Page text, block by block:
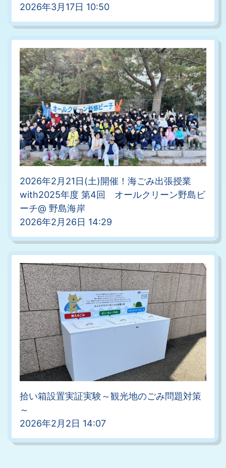
2026年3月17日 10:50
2026年2月21日(土)開催！海ごみ出張授業
with2025年度 第4回 オールクリーン野島ビ
ーチ@ 野島海岸
2026年2月26日 14:29
拾い箱設置実証実験～観光地のごみ問題対策
～
2026年2月2日 14:07